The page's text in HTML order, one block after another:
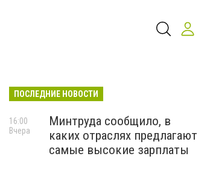
ПОСЛЕДНИЕ НОВОСТИ
Минтруда сообщило, в
каких отраслях предлагают
самые высокие зарплаты
16:00
Вчера